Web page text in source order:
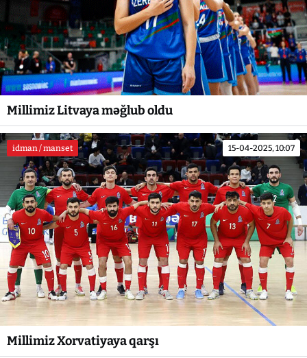
Millimiz Litvaya məğlub oldu
idman / manset 15-04-2025, 10:07
Millimiz Xorvatiyaya qarşı